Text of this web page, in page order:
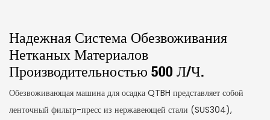
Надежная Система Обезвоживания
Нетканых Материалов
Производительностью 500 Л/ч.
Обезвоживающая машина для осадка QTBH представляет собой
ленточный фильтр-пресс из нержавеющей стали (SUS304),